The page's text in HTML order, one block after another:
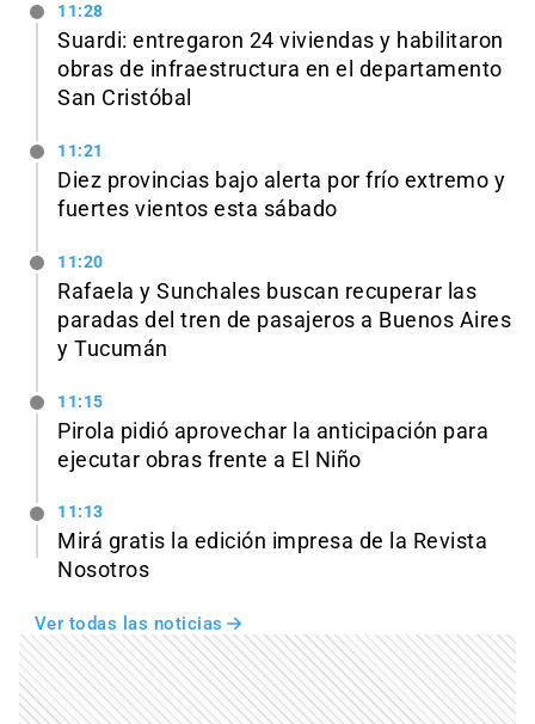
11:28
Suardi: entregaron 24 viviendas y habilitaron
obras de infraestructura en el departamento
San Cristóbal
11:21
Diez provincias bajo alerta por frío extremo y
fuertes vientos esta sábado
11:20
Rafaela y Sunchales buscan recuperar las
paradas del tren de pasajeros a Buenos Aires
y Tucumán
11:15
Pirola pidió aprovechar la anticipación para
ejecutar obras frente a El Niño
11:13
Mirá gratis la edición impresa de la Revista
Nosotros
Ver todas las noticias